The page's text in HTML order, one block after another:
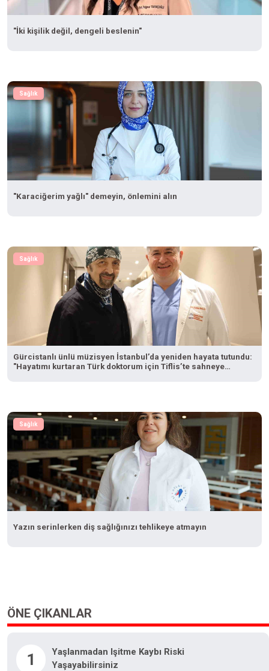
"İki kişilik değil, dengeli beslenin"
Sağlık
"Karaciğerim yağlı" demeyin, önlemini alın
Sağlık
Gürcistanlı ünlü müzisyen İstanbul’da yeniden hayata tutundu:
"Hayatımı kurtaran Türk doktorum için Tiflis’te sahneye
Sağlık
Yazın serinlerken diş sağlığınızı tehlikeye atmayın
ÖNE ÇIKANLAR
1
Yaşlanmadan Işitme Kaybı Riski
Yaşayabilirsiniz